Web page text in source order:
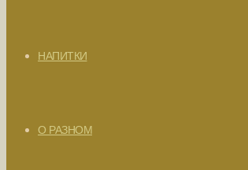
НАПИТКИ
О РАЗНОМ